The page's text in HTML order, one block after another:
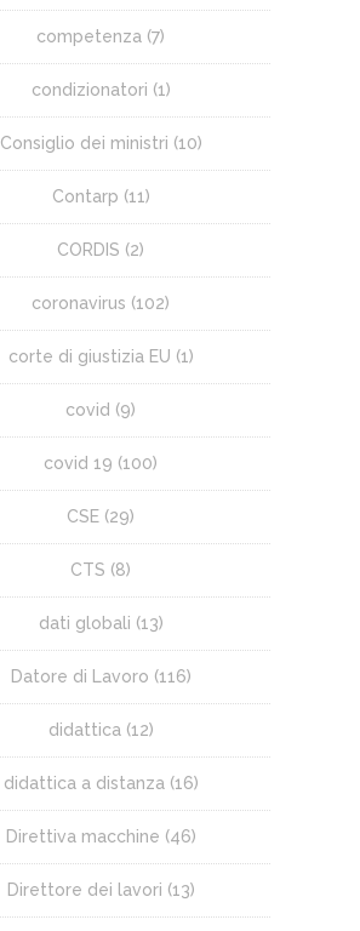
competenza (7)
condizionatori (1)
Consiglio dei ministri (10)
Contarp (11)
CORDIS (2)
coronavirus (102)
corte di giustizia EU (1)
covid (9)
covid 19 (100)
CSE (29)
CTS (8)
dati globali (13)
Datore di Lavoro (116)
didattica (12)
didattica a distanza (16)
Direttiva macchine (46)
Direttore dei lavori (13)